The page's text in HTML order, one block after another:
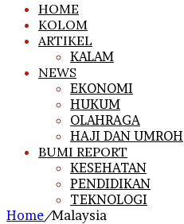
HOME
KOLOM
ARTIKEL
KALAM
NEWS
EKONOMI
HUKUM
OLAHRAGA
HAJI DAN UMROH
BUMI REPORT
KESEHATAN
PENDIDIKAN
TEKNOLOGI
Home/Malaysia